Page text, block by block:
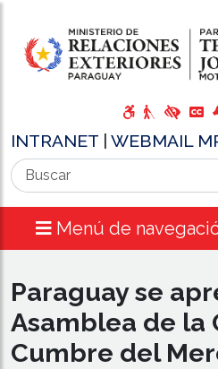
INTRANET WEBMAIL
Menú de
Paraguay se
Asamblea de la
Cumbre del